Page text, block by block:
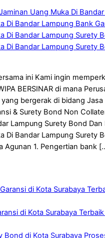
Uang Muka Di
Di Bandar Lampung Bank
Di Bandar Lampung Surety
Di Bandar Lampung Surety
ini Kami ingin
BERSINAR di mana
bergerak di bidang
& Surety Bond Non
Lampung Surety Bond Dan
Di Bandar Lampung Surety
Agunan 1. Pengertian bank
di Kota Surabaya